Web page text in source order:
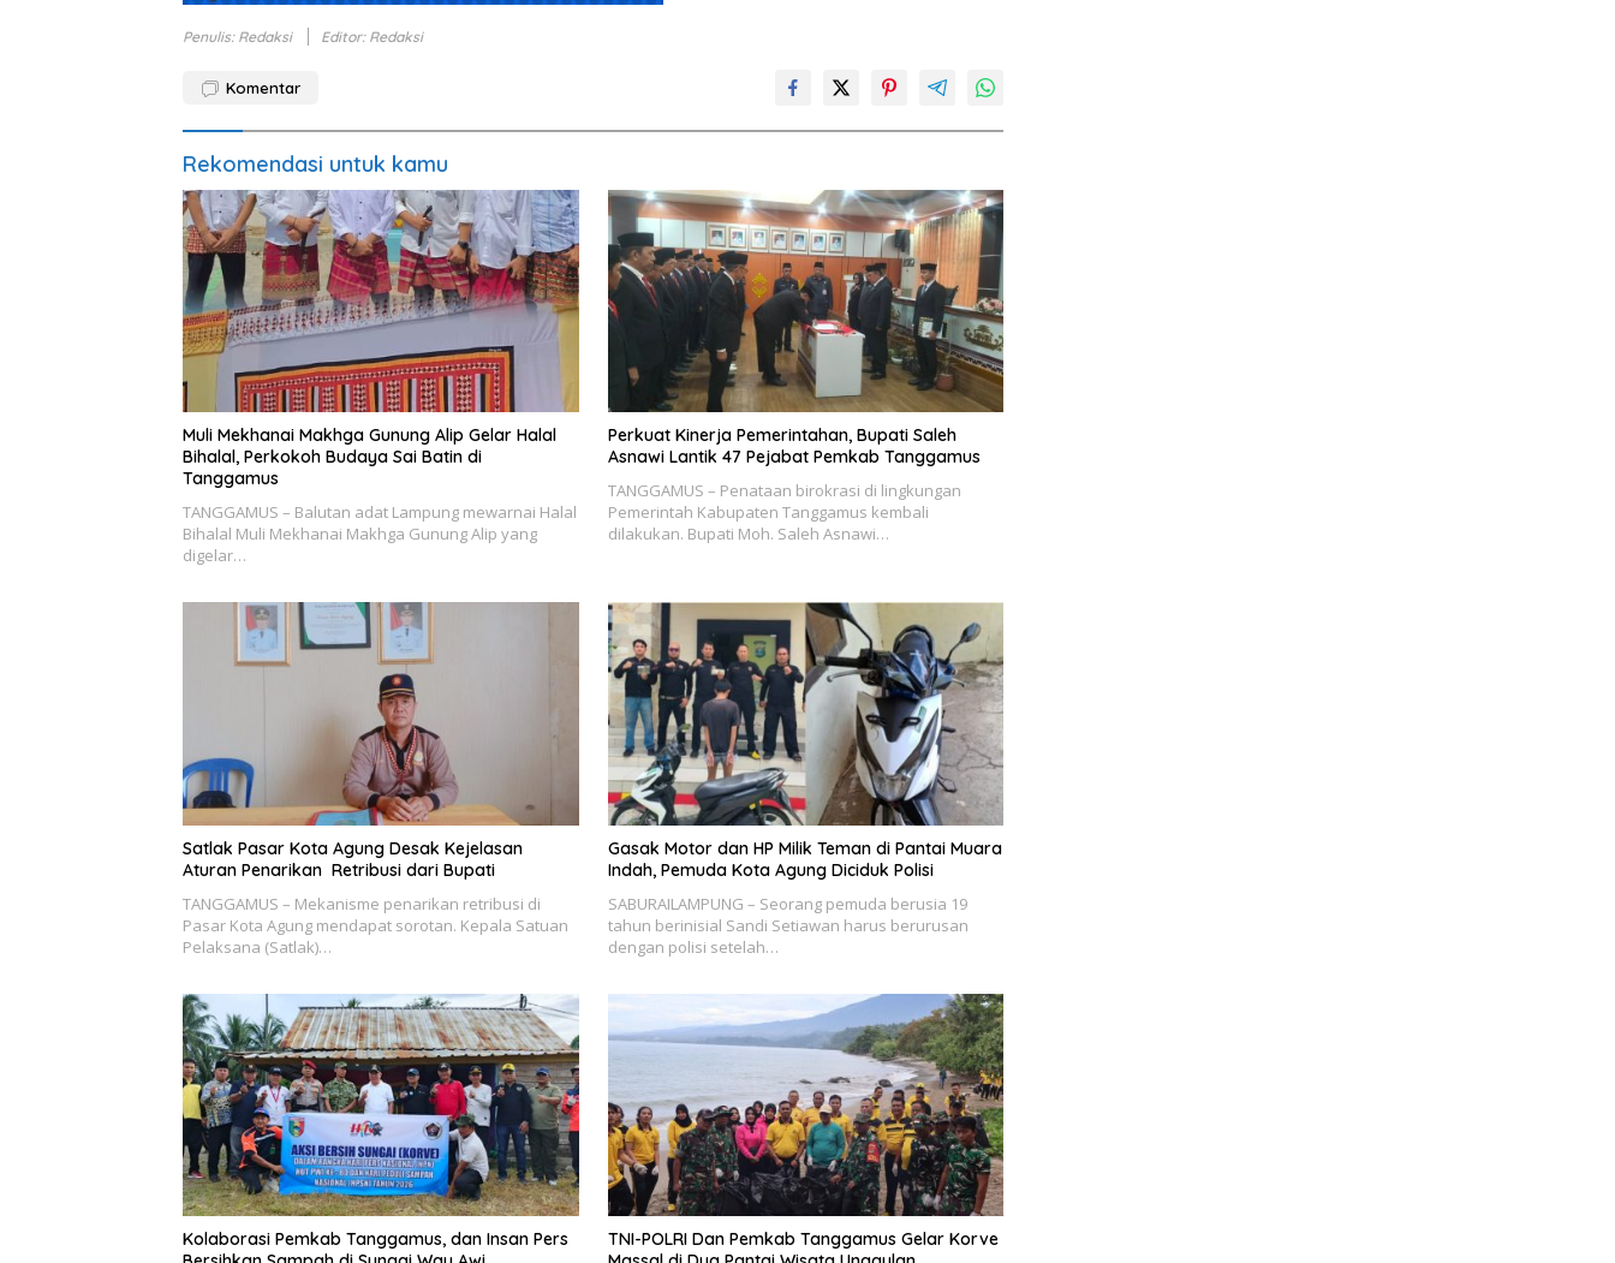
Penulis: Redaksi Editor: Redaksi
Komentar
Rekomendasi untuk kamu
Muli Mekhanai Makhga Gunung Alip Gelar Halal
Bihalal, Perkokoh Budaya Sai Batin di
Tanggamus
TANGGAMUS – Balutan adat Lampung mewarnai Halal
Bihalal Muli Mekhanai Makhga Gunung Alip yang
digelar…
Perkuat Kinerja Pemerintahan, Bupati Saleh
Asnawi Lantik 47 Pejabat Pemkab Tanggamus
TANGGAMUS – Penataan birokrasi di lingkungan
Pemerintah Kabupaten Tanggamus kembali
dilakukan. Bupati Moh. Saleh Asnawi…
Satlak Pasar Kota Agung Desak Kejelasan
Aturan Penarikan Retribusi dari Bupati
TANGGAMUS – Mekanisme penarikan retribusi di
Pasar Kota Agung mendapat sorotan. Kepala Satuan
Pelaksana (Satlak)…
Gasak Motor dan HP Milik Teman di Pantai Muara
Indah, Pemuda Kota Agung Diciduk Polisi
SABURAILAMPUNG – Seorang pemuda berusia 19
tahun berinisial Sandi Setiawan harus berurusan
dengan polisi setelah…
Kolaborasi Pemkab Tanggamus, dan Insan Pers
TNI-POLRI Dan Pemkab Tanggamus Gelar Korve